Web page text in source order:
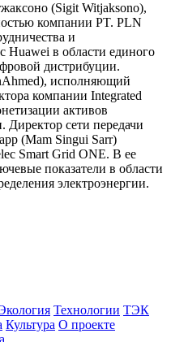
(Sigit Witjaksono),
компании PT. PLN
и
Huawei в области единого
дистрибуции.
исполняющий
компании Integrated
активов
Директор сети передачи
(Mam Singui Sarr)
Smart Grid ONE. В ее
показатели в области
электроэнергии.
Технологии ТЭК
Культура О проекте